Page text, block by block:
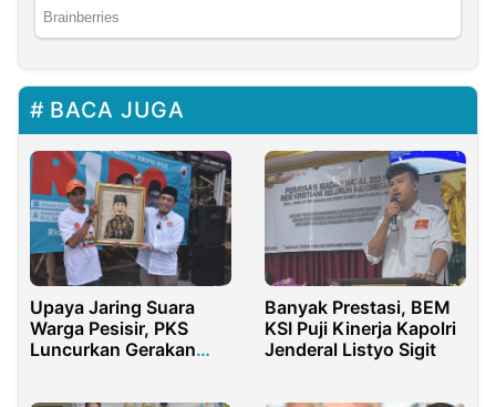
BACA JUGA
Upaya Jaring Suara
Warga Pesisir, PKS
Luncurkan Gerakan
Banyak Prestasi, BEM
KSI Puji Kinerja Kapolri
Jenderal Listyo Sigit